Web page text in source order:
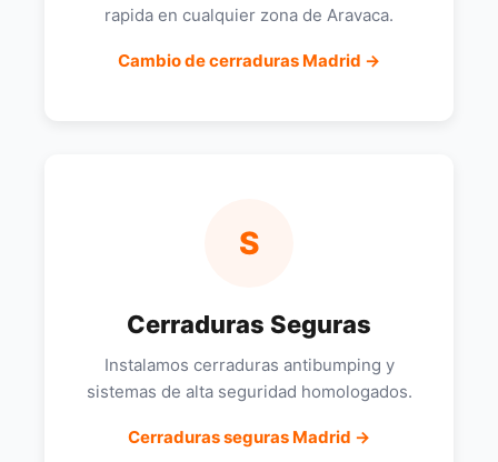
rapida en cualquier zona de Aravaca.
Cambio de cerraduras Madrid →
S
Cerraduras Seguras
Instalamos cerraduras antibumping y
sistemas de alta seguridad homologados.
Cerraduras seguras Madrid →